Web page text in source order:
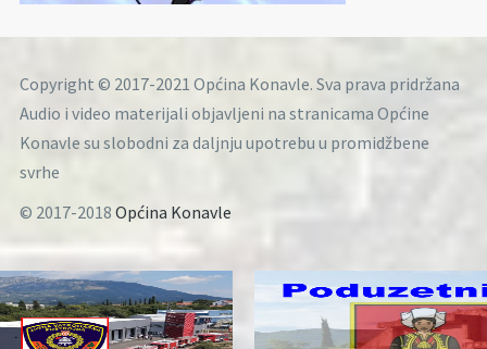
Copyright © 2017-2021 Općina Konavle. Sva prava pridržana
Audio i video materijali objavljeni na stranicama Općine
Konavle su slobodni za daljnju upotrebu u promidžbene
svrhe
© 2017-2018 Općina Konavle